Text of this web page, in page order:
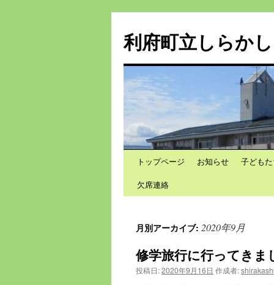
利府町立しらか
ン
ツ
トップページ お知らせ 子ども
欠席連絡
月別アーカイブ: 2020年9月
修学旅行に行ってきま
投稿日:2020年9月16日 作成者: